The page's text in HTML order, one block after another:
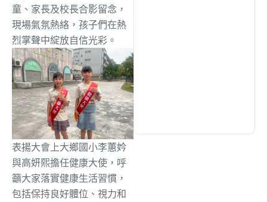
童、家長及校長合影留念，
現場氣氛熱絡，孩子們在熱
烈掌聲中綻放自信光彩。
表揚大會上大鄉國小李蕙妗
與高妍熙擔任健康大使，呼
籲大家落實健康生活習慣，
包括保持良好體位、視力和